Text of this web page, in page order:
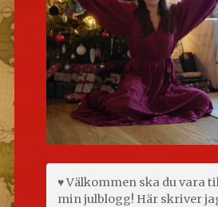
♥ Välkommen ska du vara
min julblogg! Här skriver